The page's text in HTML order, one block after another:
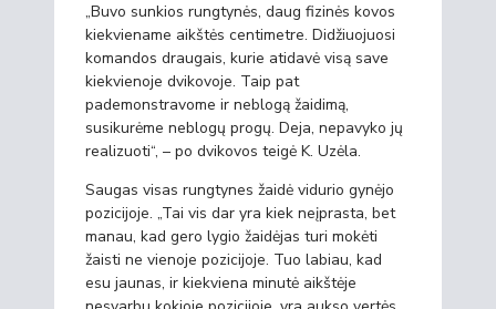
„Buvo sunkios rungtynės, daug fizinės kovos
kiekviename aikštės centimetre. Didžiuojuosi
komandos draugais, kurie atidavė visą save
kiekvienoje dvikovoje. Taip pat
pademonstravome ir neblogą žaidimą,
susikurėme neblogų progų. Deja, nepavyko jų
realizuoti“, – po dvikovos teigė K. Uzėla.
Saugas visas rungtynes žaidė vidurio gynėjo
pozicijoje. „Tai vis dar yra kiek neįprasta, bet
manau, kad gero lygio žaidėjas turi mokėti
žaisti ne vienoje pozicijoje. Tuo labiau, kad
esu jaunas, ir kiekviena minutė aikštėje